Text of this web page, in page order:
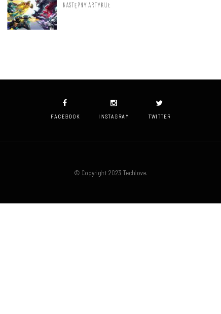
NASTĘPNY ARTYKUŁ
FACEBOOK INSTAGRAM TWITTER
© Copyright 2023 Techlove.